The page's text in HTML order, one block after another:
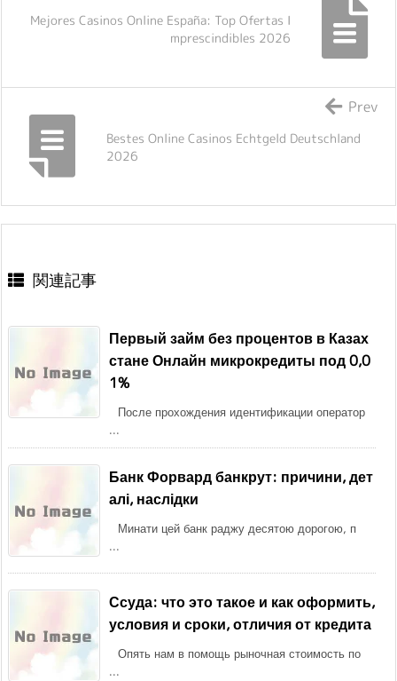
Mejores Casinos Online España: Top Ofertas I
mprescindibles 2026
Bestes Online Casinos Echtgeld Deutschland
2026
Prev
関連記事
Первый займ без процентов в Казах
стане Онлайн микрокредиты под 0,0
1%
После прохождения идентификации оператор
...
Банк Форвард банкрут: причини, дет
алі, наслідки
Минати цей банк раджу десятою дорогою, п
...
Ссуда: что это такое и как оформить,
условия и сроки, отличия от кредита
Опять нам в помощь рыночная стоимость по
...